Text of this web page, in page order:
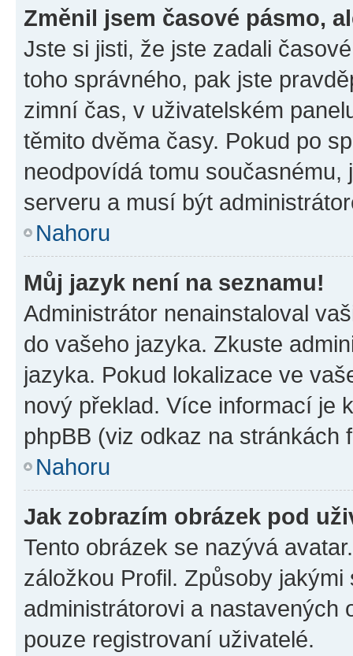
Změnil jsem časové pásmo,
Jste si jisti, že jste zadali
toho správného, pak jste
zimní čas, v uživatelském
těmito dvěma časy. Pokud po
neodpovídá tomu
serveru a musí být
Nahoru
Můj jazyk není na seznamu!
Administrátor nenainstaloval
do vašeho jazyka. Zkuste
jazyka. Pokud lokalizace ve
nový překlad. Více informací je
phpBB (viz odkaz na stránkách
Nahoru
Jak zobrazím obrázek pod
Tento obrázek se nazývá
záložkou Profil. Způsoby
administrátorovi a nastavených
pouze registrovaní uživatelé.